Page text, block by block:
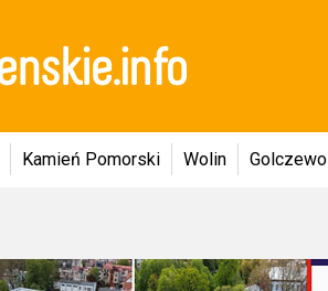
Kamień Pomorski Wolin Golczewo